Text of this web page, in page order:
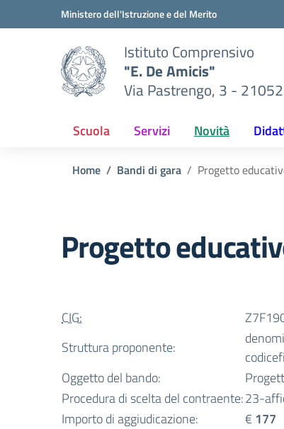
Vai ai contenuti
Vai al menu di navigazioneMinistero dell'Istruzione e del Merito
Istituto Comprensivo
"E. De Amicis"
Via Pastrengo, 3 -
Scuola Servizi Novità
Home Bandi di gara Progetto
Progetto
CIG:
Struttura proponente:
Oggetto del bando:
Procedura di scelta del contraente:23-
Importo di aggiudicazione:
€177